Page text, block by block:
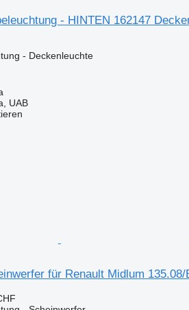
- HINTEN 162147
- Deckenleuchte
UAB
für Renault Midlum